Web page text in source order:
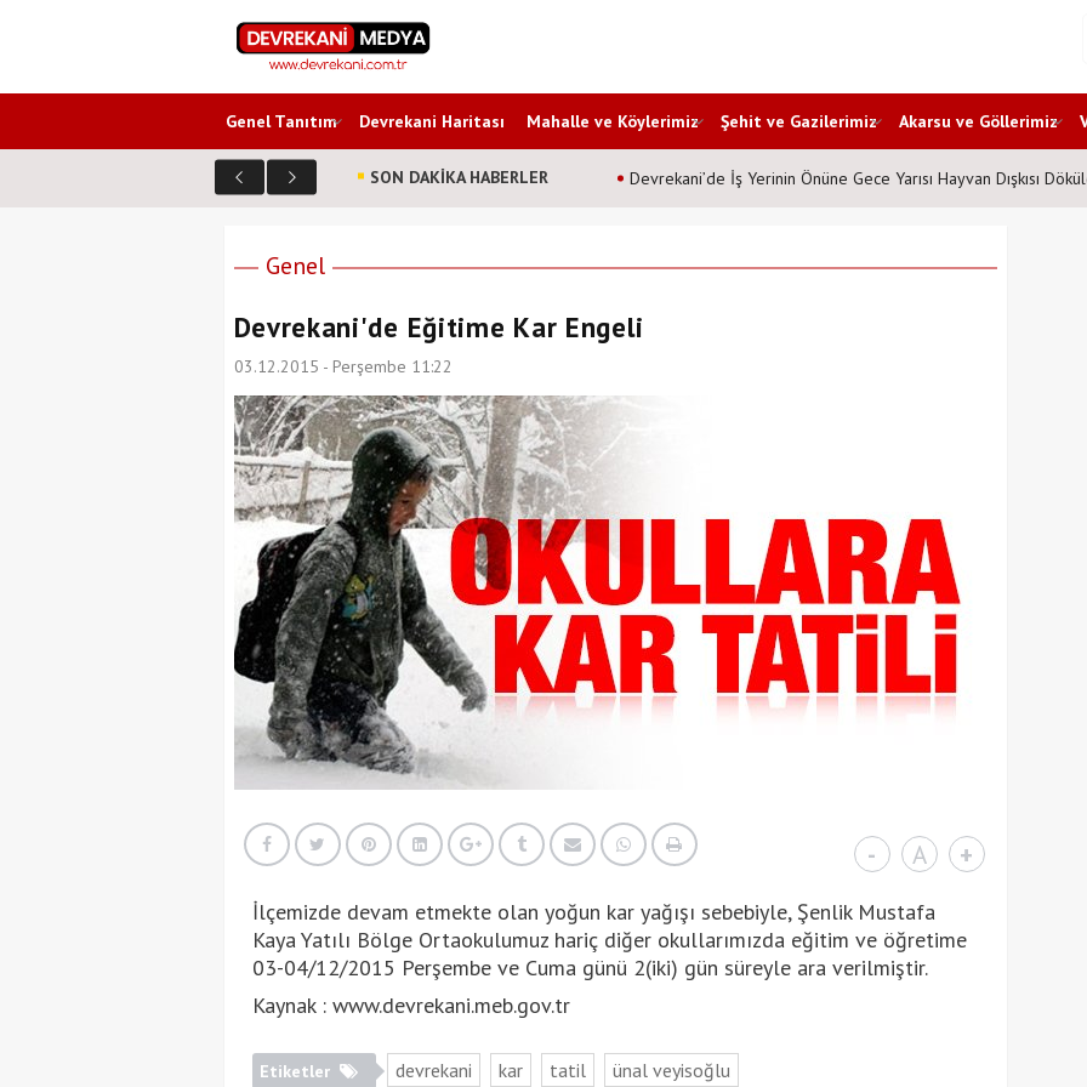
Genel Tanıtım Devrekani Haritası Mahalle ve Köylerimiz Şehit ve Gazilerimiz Akarsu ve Göllerimiz
SON DAKİKA HABERLER Devrekani’de İş Yerinin Önüne Gece Yarısı Hayvan Dışkısı
Genel
Devrekani'de Eğitime Kar Engeli
03.12.2015 - Perşembe 11:22
- A +
İlçemizde devam etmekte olan yoğun kar yağışı sebebiyle, Şenlik Mustafa
Kaya Yatılı Bölge Ortaokulumuz hariç diğer okullarımızda eğitim ve öğretime
03-04/12/2015 Perşembe ve Cuma günü 2(iki) gün süreyle ara verilmiştir.
Kaynak : www.devrekani.meb.gov.tr
Etiketler devrekani kar tatil ünal veyisoğlu